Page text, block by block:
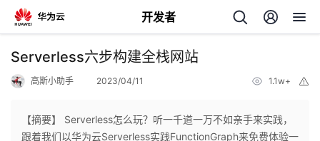
开发者
返
Serverless六步构建全栈网站
高斯小助手 2023/04/11 1.1w+
【摘要】 Serverless怎么玩？听一千道一万不如亲手来实践，
跟着我们以华为云Serverless实践FunctionGraph来免费体验一